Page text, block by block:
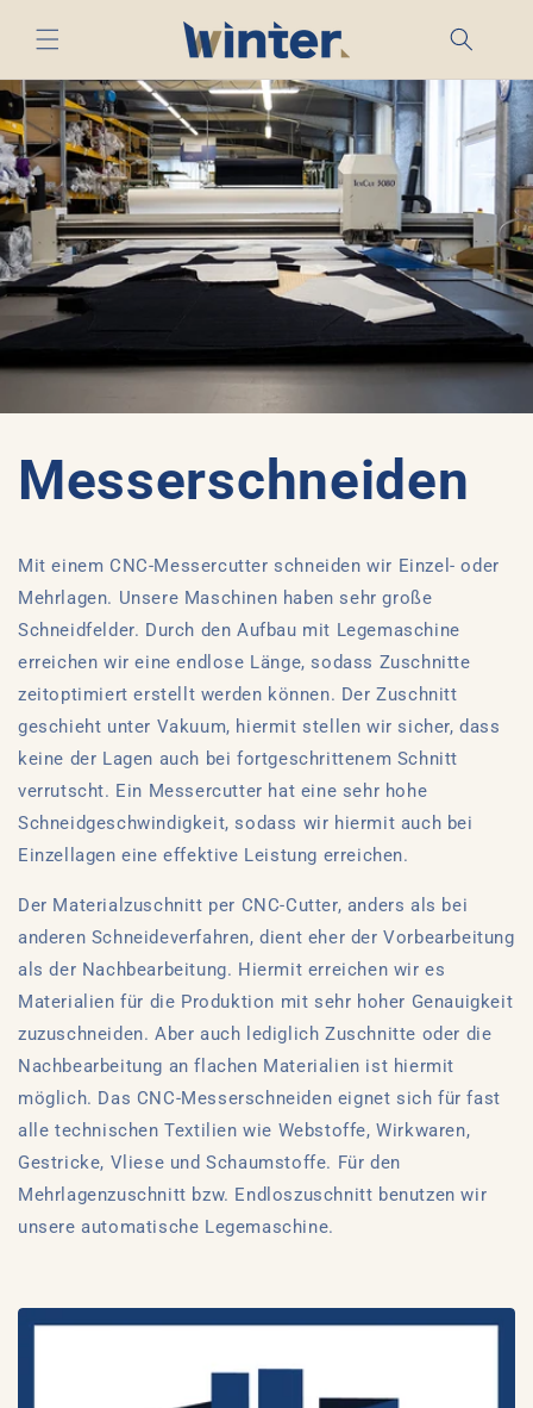
zum
Inhalt
Messerschneiden
Mit einem CNC-Messercutter schneiden wir Einzel- oder
Mehrlagen. Unsere Maschinen haben sehr große
Schneidfelder. Durch den Aufbau mit Legemaschine
erreichen wir eine endlose Länge, sodass Zuschnitte
zeitoptimiert erstellt werden können. Der Zuschnitt
geschieht unter Vakuum, hiermit stellen wir sicher, dass
keine der Lagen auch bei fortgeschrittenem Schnitt
verrutscht. Ein Messercutter hat eine sehr hohe
Schneidgeschwindigkeit, sodass wir hiermit auch bei
Einzellagen eine effektive Leistung erreichen.
Der Materialzuschnitt per CNC-Cutter, anders als bei
anderen Schneideverfahren, dient eher der Vorbearbeitung
als der Nachbearbeitung. Hiermit erreichen wir es
Materialien für die Produktion mit sehr hoher Genauigkeit
zuzuschneiden. Aber auch lediglich Zuschnitte oder die
Nachbearbeitung an flachen Materialien ist hiermit
möglich. Das CNC-Messerschneiden eignet sich für fast
alle technischen Textilien wie Webstoffe, Wirkwaren,
Gestricke, Vliese und Schaumstoffe. Für den
Mehrlagenzuschnitt bzw. Endloszuschnitt benutzen wir
unsere automatische Legemaschine.